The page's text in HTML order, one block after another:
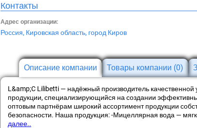
Контакты
Адрес организации:
Россия, Кировская область, город Киров
Описание компании Товары компании (0)
L&amp;C Lilibetti — надёжный производитель
продукции, специализирующийся на создании
оптовым партнёрам широкий ассортимент продукции
безопасности. Наша продукция: -Мицеллярная вода —
далее..